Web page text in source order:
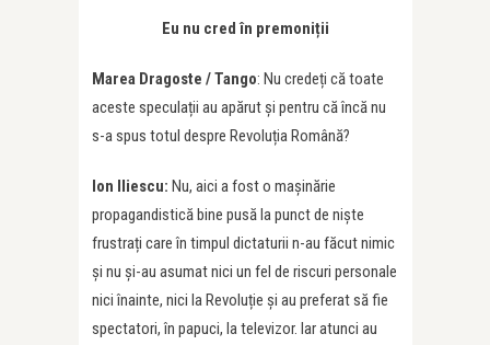
Eu nu cred în premoniții
Marea Dragoste / Tango: Nu credeți că toate
aceste speculații au apărut și pentru că încă nu
s-a spus totul despre Revoluția Română?
Ion Iliescu: Nu, aici a fost o mașinărie
propagandistică bine pusă la punct de niște
frustrați care în timpul dictaturii n-au făcut nimic
și nu și-au asumat nici un fel de riscuri personale
nici înainte, nici la Revoluție și au preferat să fie
spectatori, în papuci, la televizor. Iar atunci au